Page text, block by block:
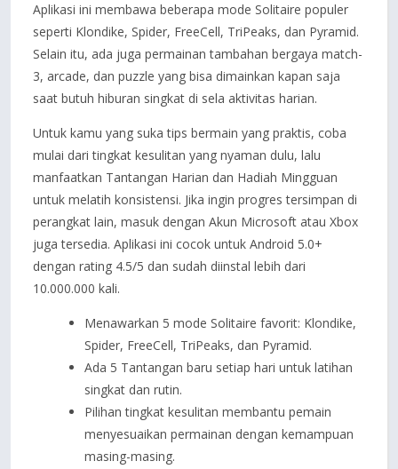
Aplikasi ini membawa beberapa mode Solitaire populer
seperti Klondike, Spider, FreeCell, TriPeaks, dan Pyramid.
Selain itu, ada juga permainan tambahan bergaya match-
3, arcade, dan puzzle yang bisa dimainkan kapan saja
saat butuh hiburan singkat di sela aktivitas harian.
Untuk kamu yang suka tips bermain yang praktis, coba
mulai dari tingkat kesulitan yang nyaman dulu, lalu
manfaatkan Tantangan Harian dan Hadiah Mingguan
untuk melatih konsistensi. Jika ingin progres tersimpan di
perangkat lain, masuk dengan Akun Microsoft atau Xbox
juga tersedia. Aplikasi ini cocok untuk Android 5.0+
dengan rating 4.5/5 dan sudah diinstal lebih dari
10.000.000 kali.
Menawarkan 5 mode Solitaire favorit: Klondike,
Spider, FreeCell, TriPeaks, dan Pyramid.
Ada 5 Tantangan baru setiap hari untuk latihan
singkat dan rutin.
Pilihan tingkat kesulitan membantu pemain
menyesuaikan permainan dengan kemampuan
masing-masing.